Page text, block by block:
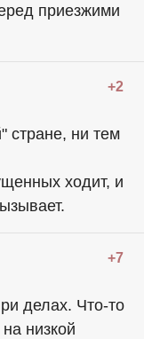
приезжими
+2
стране, ни тем
ходит, и
+7
делах. Что-то
низкой